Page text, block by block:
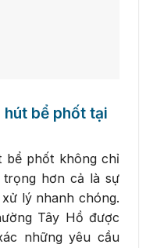
hút bể phốt tại
bể phốt không chỉ
trọng hơn cả là sự
lý nhanh chóng.
Tây Hồ được
những yêu cầu